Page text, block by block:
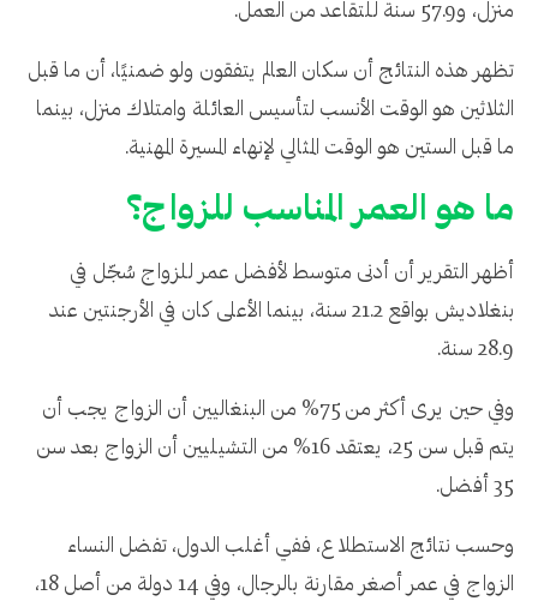
منزل، و57.9 سنة للتقاعد من العمل.
تظهر هذه النتائج أن سكان العالم يتفقون ولو ضمنيًا، أن ما قبل
الثلاثين هو الوقت الأنسب لتأسيس العائلة وامتلاك منزل، بينما
ما قبل الستين هو الوقت المثالي لإنهاء المسيرة المهنية.
ما هو العمر المناسب للزواج؟
أظهر التقرير أن أدنى متوسط لأفضل عمر للزواج سُجّل في
بنغلاديش بواقع 21.2 سنة، بينما الأعلى كان في الأرجنتين عند
28.9 سنة.
وفي حين يرى أكثر من 75% من البنغاليين أن الزواج يجب أن
يتم قبل سن 25، يعتقد 16% من التشيليين أن الزواج بعد سن
35 أفضل.
وحسب نتائج الاستطلاع، ففي أغلب الدول، تفضل النساء
الزواج في عمر أصغر مقارنة بالرجال، وفي 14 دولة من أصل 18،